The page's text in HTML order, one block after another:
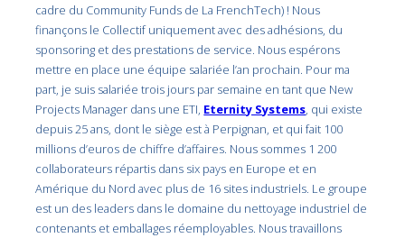
cadre du Community Funds de La FrenchTech) ! Nous
finançons le Collectif uniquement avec des adhésions, du
sponsoring et des prestations de service. Nous espérons
mettre en place une équipe salariée l’an prochain. Pour ma
part, je suis salariée trois jours par semaine en tant que New
Projects Manager dans une ETI, Eternity Systems, qui existe
depuis 25 ans, dont le siège est à Perpignan, et qui fait 100
millions d’euros de chiffre d’affaires. Nous sommes 1 200
collaborateurs répartis dans six pays en Europe et en
Amérique du Nord avec plus de 16 sites industriels. Le groupe
est un des leaders dans le domaine du nettoyage industriel de
contenants et emballages réemployables. Nous travaillons